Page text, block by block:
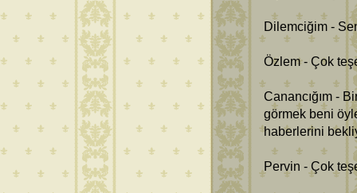
Dilemciğim -
Özlem - Çok
Canancığım -
görmek beni
haberlerini
Pervin - Çok